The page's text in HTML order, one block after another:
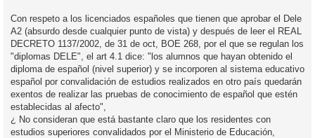
Con respeto a los licenciados españoles que tienen que aprobar el Dele
A2 (absurdo desde cualquier punto de vista) y después de leer el REAL
DECRETO 1137/2002, de 31 de oct, BOE 268, por el que se regulan los
"diplomas DELE", el art 4.1 dice: "los alumnos que hayan obtenido el
diploma de español (nivel superior) y se incorporen al sistema educativo
español por convalidación de estudios realizados en otro país quedarán
exentos de realizar las pruebas de conocimiento de español que estén
establecidas al afecto",
¿ No consideran que está bastante claro que los residentes con
estudios superiores convalidados por el Ministerio de Educación,